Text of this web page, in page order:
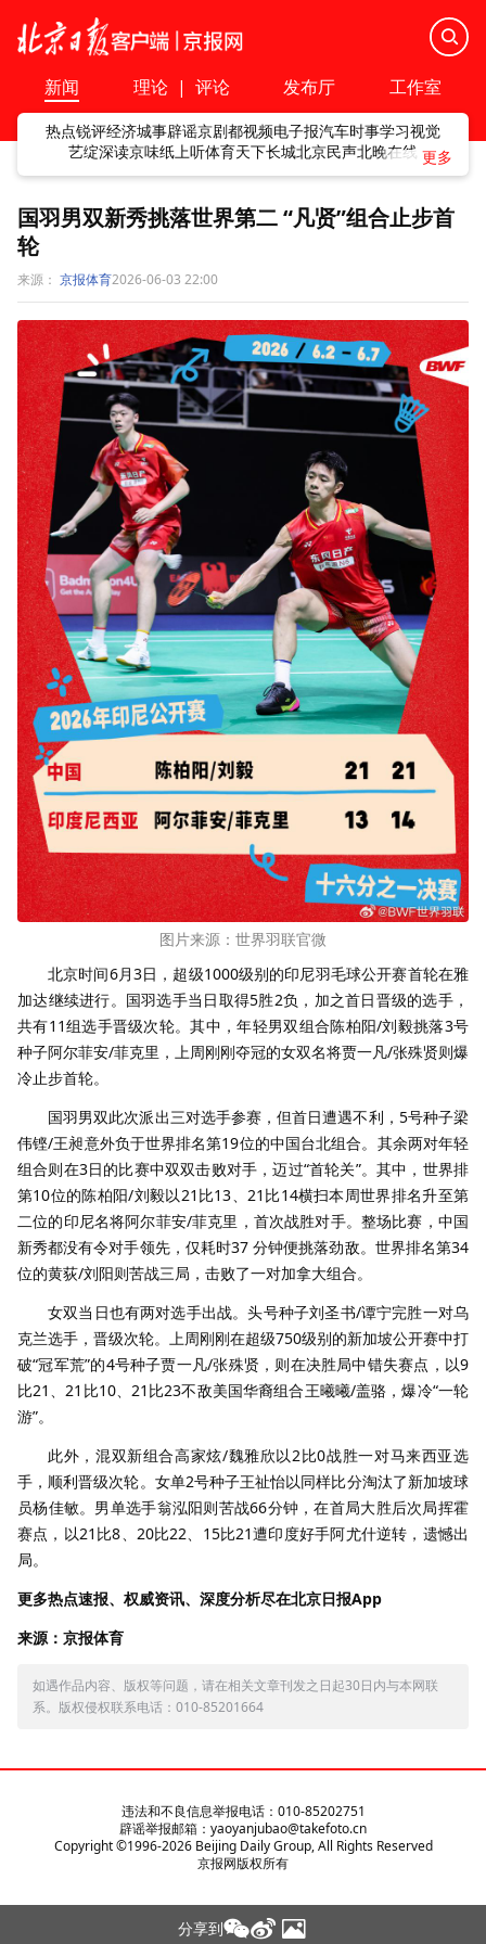
新闻 理论 | 评论 发布厅 工作室
热点锐评经济城事辟谣京剧都视频电子报汽车时事学习视觉
艺绽深读京味纸上听体育天下长城北京民声北晚在线
国羽男双新秀挑落世界第二 “凡贤”组合止步首
轮
来源： 京报体育2026-06-03 22:00
图片来源：世界羽联官微
北京时间6月3日，超级1000级别的印尼羽毛球公开赛首轮在雅
加达继续进行。国羽选手当日取得5胜2负，加之首日晋级的选手，
共有11组选手晋级次轮。其中，年轻男双组合陈柏阳/刘毅挑落3号
种子阿尔菲安/菲克里，上周刚刚夺冠的女双名将贾一凡/张殊贤则爆
冷止步首轮。
国羽男双此次派出三对选手参赛，但首日遭遇不利， 5号种子梁
伟铿/王昶意外负于世界排名第19位的中国台北组合。其余两对年轻
组合则在3日的比赛中双双击败对手，迈过“首轮关”。其中，世界排
第10位的陈柏阳/刘毅以 21 比13 21 比14横扫本周世界排名升至第
二位的印尼名将阿尔菲安/菲克里，首次战胜对手。整场比赛，中国
新秀都没有令对手领先，仅耗时37分钟便挑落劲敌。世界排名第34
位的黄荻/刘阳则苦战三局，击败了一对加拿大组合。
女双当日也有两对选手出战。头号种子刘圣书/谭宁完胜一对乌
克兰选手，晋级次轮。上周刚刚在超级750级别的新加坡公开赛中打
破“冠军荒”的4号种子贾一凡/张殊贤，则在决胜局中错失赛点，以9
比21 21 比10、 21 比23不敌美国华裔组合王曦曦/盖骆，爆冷“一轮
游”。
此外，混双新组合高家炫/魏雅欣以 2比0战胜一对马来西亚选
手，顺利晋级次轮。女单2号种子王祉怡以同样比分淘汰了新加坡球
员杨佳敏。男单选手翁泓阳则苦战66分钟，在首局大胜后次局挥霍
赛点，以21 比8 20比22 15比21遭印度好手阿尤什逆转，遗憾出
局。
更多热点速报、权威资讯、深度分析尽在北京日报App
来源：京报体育
如遇作品内容、版权等问题，请在相关文章刊发之日起30日内与本网联
系。版权侵权联系电话：010-85201664
分享到
违法和不良信息举报电话：010-85202751
辟谣举报邮箱：yaoyanjubao@takefoto.cn
Copyright ©1996-2026Beijing Daily Group, All Rights Reserved
京报网版权所有